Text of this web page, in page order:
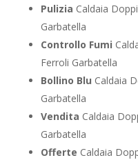
Pulizia Caldaia
Garbatella
Controllo Fumi
Ferroli Garbatella
Bollino Blu Caldaia
Garbatella
Vendita Caldaia
Garbatella
Offerte Caldaia